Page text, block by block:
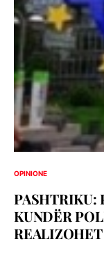
OPINIONE
PASHTRIKU:
KUNDËR
REALIZOHET